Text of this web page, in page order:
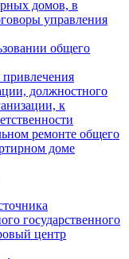
домов, в
управления
общего
должностного
к
ремонте общего
доме
государственного
центр